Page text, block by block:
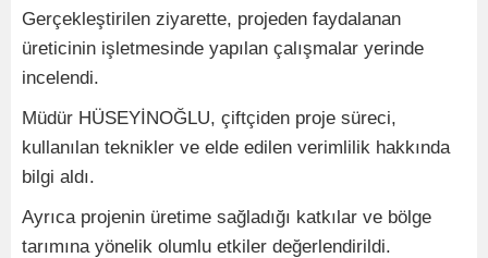
Gerçekleştirilen ziyarette, projeden faydalanan
üreticinin işletmesinde yapılan çalışmalar yerinde
incelendi.
Müdür HÜSEYİNOĞLU, çiftçiden proje süreci,
kullanılan teknikler ve elde edilen verimlilik hakkında
bilgi aldı.
Ayrıca projenin üretime sağladığı katkılar ve bölge
tarımına yönelik olumlu etkiler değerlendirildi.